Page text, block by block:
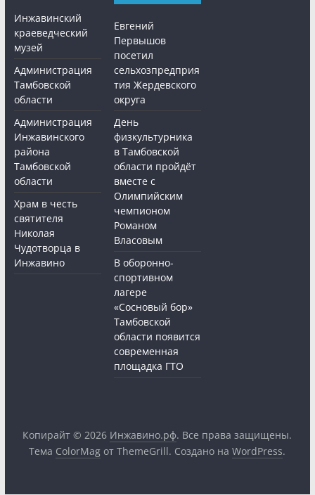
Инжавинский
краеведческий
музей
Администрация
Тамбовской
области
Администрация
Инжавинского
района
Тамбовской
области
Храм в честь
святителя
Николая
Чудотворца в
Инжавино
Евгений
Первышов
посетил
сельхозпредприя
тия Жердевского
округа
День
физкультурника
в Тамбовской
области пройдёт
вместе с
Олимпийским
чемпионом
Романом
Власовым
В оборонно-
спортивном
лагере
«Сосновый бор»
Тамбовской
области появится
современная
площадка ГТО
Копирайт © 2026 Инжавино.рф. Все права защищены.
Тема ColorMag от ThemeGrill. Создано наWordPress.